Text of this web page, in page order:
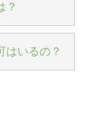
？
はいるの？